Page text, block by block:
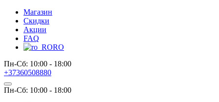
Магазин
Скидки
Акции
FAQ
RO
Пн-Сб: 10:00 - 18:00
+37360508880
Пн-Сб: 10:00 - 18:00